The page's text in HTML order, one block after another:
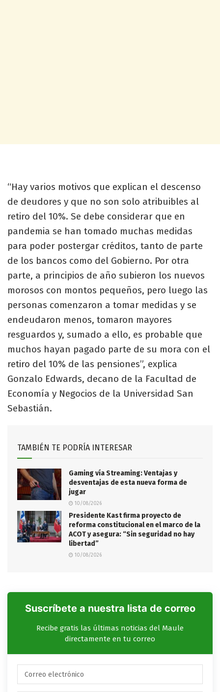
“Hay varios motivos que explican el descenso
de deudores y que no son solo atribuibles al
retiro del 10%. Se debe considerar que en
pandemia se han tomado muchas medidas
para poder postergar créditos, tanto de parte
de los bancos como del Gobierno. Por otra
parte, a principios de año subieron los nuevos
morosos con montos pequeños, pero luego las
personas comenzaron a tomar medidas y se
endeudaron menos, tomaron mayores
resguardos y, sumado a ello, es probable que
muchos hayan pagado parte de su mora con el
retiro del 10% de las pensiones”, explica
Gonzalo Edwards, decano de la Facultad de
Economía y Negocios de la Universidad San
Sebastián.
TAMBIÉN TE PODRÍA INTERESAR
Gaming vía Streaming: Ventajas y
desventajas de esta nueva forma de
jugar
10/08/2026
Presidente Kast firma proyecto de
reforma constitucional en el marco de la
ACOT y asegura: “Sin seguridad no hay
libertad”
10/08/2026
Suscríbete a nuestra lista de correo
Recibe gratis las últimas noticias del Maule
directamente en tu correo